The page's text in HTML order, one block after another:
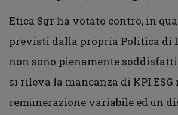
Etica Sgr ha votato contro, in
previsti dalla propria Politica di
non sono pienamente
si rileva la mancanza di KPI ESG
remunerazione variabile ed un